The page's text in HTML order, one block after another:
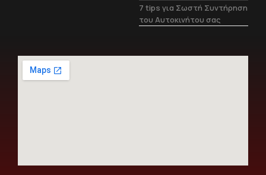
7 tips για Σωστή Συντήρηση
του Αυτοκινήτου σας